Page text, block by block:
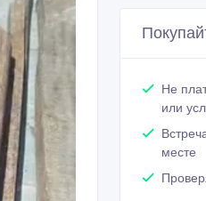
Не
или
месте